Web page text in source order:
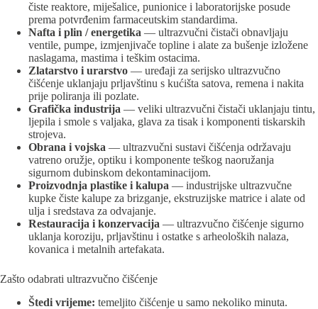
čiste reaktore, miješalice, punionice i laboratorijske posude
prema potvrđenim farmaceutskim standardima.
Nafta i plin / energetika — ultrazvučni čistači obnavljaju
ventile, pumpe, izmjenjivače topline i alate za bušenje izložene
naslagama, mastima i teškim ostacima.
Zlatarstvo i urarstvo — uređaji za serijsko ultrazvučno
čišćenje uklanjaju prljavštinu s kućišta satova, remena i nakita
prije poliranja ili pozlate.
Grafička industrija — veliki ultrazvučni čistači uklanjaju tintu,
ljepila i smole s valjaka, glava za tisak i komponenti tiskarskih
strojeva.
Obrana i vojska — ultrazvučni sustavi čišćenja održavaju
vatreno oružje, optiku i komponente teškog naoružanja
sigurnom dubinskom dekontaminacijom.
Proizvodnja plastike i kalupa — industrijske ultrazvučne
kupke čiste kalupe za brizganje, ekstruzijske matrice i alate od
ulja i sredstava za odvajanje.
Restauracija i konzervacija — ultrazvučno čišćenje sigurno
uklanja koroziju, prljavštinu i ostatke s arheoloških nalaza,
kovanica i metalnih artefakata.
Zašto odabrati ultrazvučno čišćenje
Štedi vrijeme: temeljito čišćenje u samo nekoliko minuta.